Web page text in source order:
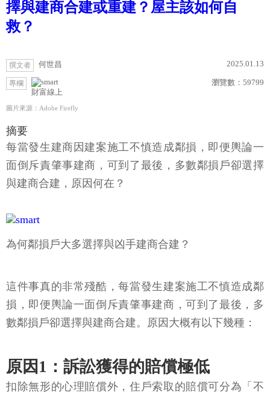
擇與建商合建或重建？屋主該如何自
救？
撰文者 何世昌 2025.01.13
專欄
財富線上
瀏覽數： 59799
圖片來源：Adobe Firefly
摘要
每當發生建商因建案施工不慎造成鄰損，即便輿論一
面倒斥責肇事建商，可到了最後，多數鄰損戶卻選擇
與建商合建，原因何在？
為何鄰損戶大多選擇與凶手建商合建？
這件事真的非常殘酷，每當發生建案施工不慎造成鄰
損，即便輿論一面倒斥責肇事建商，可到了最後，多
數鄰損戶卻選擇與建商合建。原因大概有以下幾種：
原因1：訴訟獲得的賠償極低
扣除無形的心理賠償外，住戶索取的賠償可分為「不